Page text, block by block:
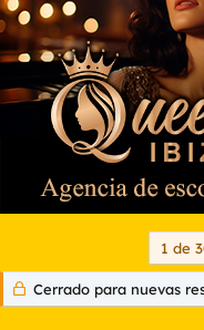
o
n
s
1 de
Cerrado para nuevas